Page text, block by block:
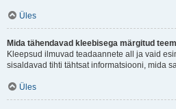
Üles
Mida tähendavad kleebisega märgitud
Kleepsud ilmuvad teadaannete all ja vaid
sisaldavad tihti tähtsat informatsiooni, mida
Üles